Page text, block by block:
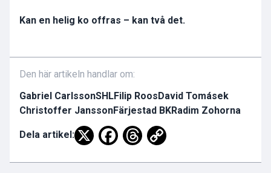
Kan en helig ko offras – kan två det.
Den här artikeln handlar om:
Gabriel CarlssonSHLFilip Roos David Tomásek
Christoffer JanssonFärjestad BKRadim Zohorna
Dela artikel: